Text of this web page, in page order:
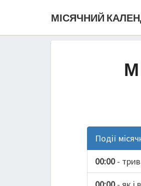
МІСЯЧНИЙ
Події
00:00-